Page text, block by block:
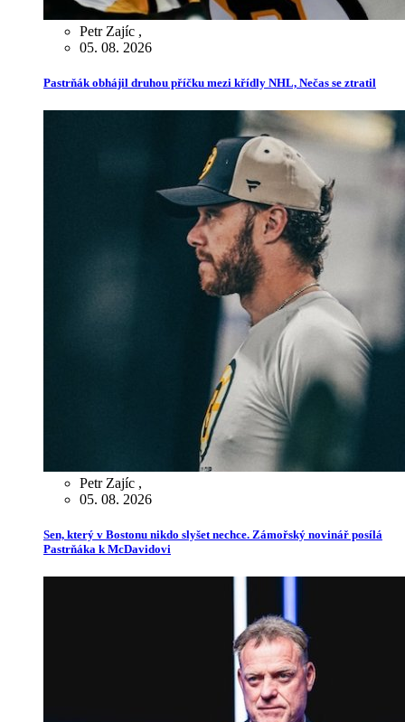
Petr Zajíc ,
05. 08. 2026
Pastrňák obhájil druhou příčku mezi křídly NHL, Nečas se ztratil
Petr Zajíc ,
05. 08. 2026
Sen, který v Bostonu nikdo slyšet nechce. Zámořský novinář posílá
Pastrňáka k McDavidovi